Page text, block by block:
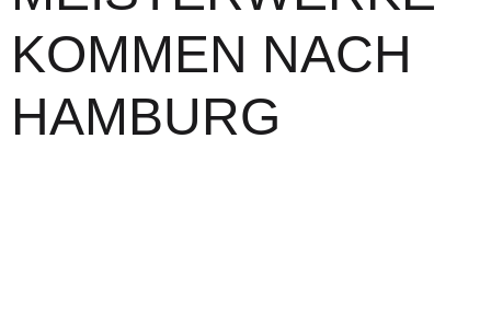
KOMMEN NACH
HAMBURG